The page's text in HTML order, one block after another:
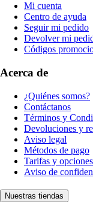
Mi cuenta
Centro de ayuda
Seguir mi pedido
Devolver mi
Códigos
Acerca de
¿Quiénes somos?
Contáctanos
Términos y
Devoluciones y
Aviso legal
Métodos de pago
Tarifas y
Aviso de
Nuestras tiendas